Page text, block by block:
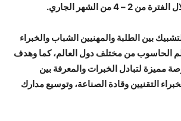
– 4 من الشهر الجاري.
بين الطلبة والمهنيين الشباب والخبراء
الحاسوب من مختلف دول العالم، كما وهدف
مميزة لتبادل الخبرات والمعرفة بين
التقنيين وقادة الصناعة، وتوسيع مدارك